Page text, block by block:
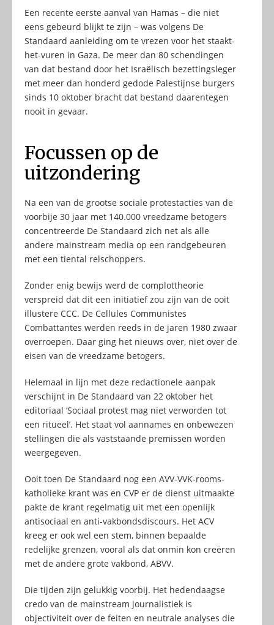
Een recente eerste aanval van Hamas – die niet
eens gebeurd blijkt te zijn – was volgens De
Standaard aanleiding om te vrezen voor het staakt-
het-vuren in Gaza. De meer dan 80 schendingen
van dat bestand door het Israëlisch bezettingsleger
met meer dan honderd gedode Palestijnse burgers
sinds 10 oktober bracht dat bestand daarentegen
nooit in gevaar.
Focussen op de
uitzondering
Na een van de grootse sociale protestacties van de
voorbije 30 jaar met 140.000 vreedzame betogers
concentreerde De Standaard zich net als alle
andere mainstream media op een randgebeuren
met een tiental relschoppers.
Zonder enig bewijs werd de complottheorie
verspreid dat dit een initiatief zou zijn van de ooit
illustere CCC. De Cellules Communistes
Combattantes werden reeds in de jaren 1980 zwaar
overroepen. Daar ging het nieuws over, niet over de
eisen van de vreedzame betogers.
Helemaal in lijn met deze redactionele aanpak
verschijnt in De Standaard van 22 oktober het
editoriaal ‘Sociaal protest mag niet verworden tot
een ritueel’. Het staat vol aannames en onbewezen
stellingen die als vaststaande premissen worden
weergegeven.
Ooit toen De Standaard nog een AVV-VVK-rooms-
katholieke krant was en CVP er de dienst uitmaakte
pakte de krant regelmatig uit met een openlijk
antisociaal en anti-vakbondsdiscours. Het ACV
kreeg er ook wel een stem, binnen bepaalde
redelijke grenzen, vooral als dat onmin kon creëren
met de andere grote vakbond, ABVV.
Die tijden zijn gelukkig voorbij. Het hedendaagse
credo van de mainstream journalistiek is
objectiviteit over de feiten en neutrale analyses die